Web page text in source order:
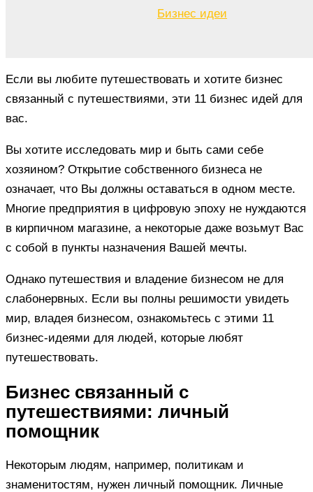
Бизнес идеи
Если вы любите путешествовать и хотите бизнес
связанный с путешествиями, эти 11 бизнес идей для
вас.
Вы хотите исследовать мир и быть сами себе
хозяином? Открытие собственного бизнеса не
означает, что Вы должны оставаться в одном месте.
Многие предприятия в цифровую эпоху не нуждаются
в кирпичном магазине, а некоторые даже возьмут Вас
с собой в пункты назначения Вашей мечты.
Однако путешествия и владение бизнесом не для
слабонервных. Если вы полны решимости увидеть
мир, владея бизнесом, ознакомьтесь с этими 11
бизнес-идеями для людей, которые любят
путешествовать.
Бизнес связанный с
путешествиями: личный
помощник
Некоторым людям, например, политикам и
знаменитостям, нужен личный помощник. Личные